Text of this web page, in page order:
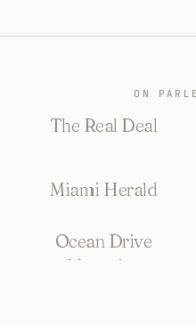
ON
The Real Deal
Miami Herald
Ocean Drive
Magazine